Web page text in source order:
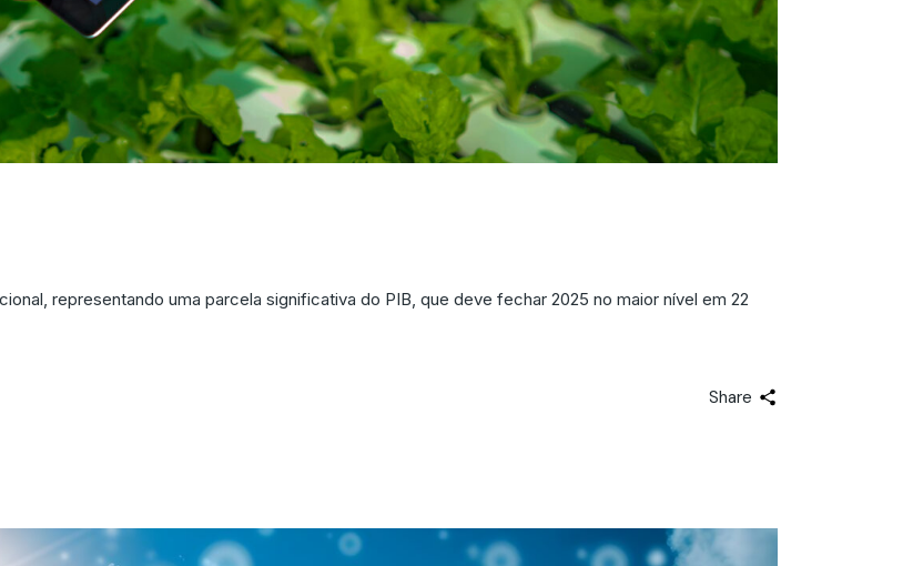
representando uma parcela significativa do PIB, que deve fechar 2025 no maior nível em 22
Share